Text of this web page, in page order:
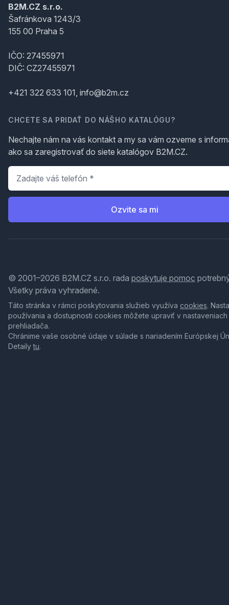
B2M.CZ s.r.o.
Šafránkova 1243/3
155 00 Praha 5
IČO: 27455971
DIČ: CZ27455971
+421 322 633 101, info@b2m.cz
CHCETE SA PRIDAŤ DO NÁŠHO KATALÓGU?
Nechajte nám na vás kontakt a my sa vám ozveme s
ako sa zaregistrovať do siete katalógov B2M.CZ.
Telefón
Ozvite sa mi
© 2001–2026 B2M.CZ s.r.o. rada poskytuje pomoc
Všetky práva vyhradené.
Táto stránka v rámci poskytovania služieb využíva cookies.
používania a dostupnosti cookies môžete upraviť v nastaveniach
prehliadača.
Chránime vaše osobné údaje v súlade s nariadením Európskej
Detailytu.